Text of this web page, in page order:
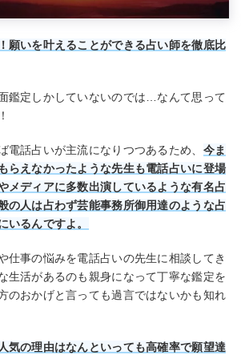
願いを叶えることができる占い師を徹底比
鑑定しかしていないのでは…なんて思って
電話占いが主流になりつつあるため、 今ま
らえなかったような先生も電話占いに登場
メディアに多数出演しているような有名占
の人は占わず芸能事務所御用達のような占
いるんですよ。
仕事の悩みを電話占いの先生に相談してき
生活があるのも親身になって丁寧な鑑定を
のおかげと言っても過言ではないかも知れ
気の理由はなんといっても高確率で願望達